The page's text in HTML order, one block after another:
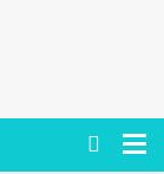
Cerca